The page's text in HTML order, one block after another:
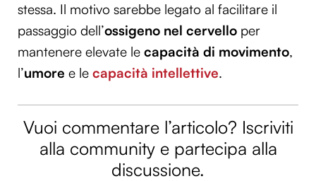
stessa. Il motivo sarebbe legato al facilitare il
passaggio dell’ossigeno nel cervello per
mantenere elevate le capacità di movimento,
l’umore e le capacità intellettive.
Vuoi commentare l’articolo? Iscriviti
alla community e partecipa alla
discussione.